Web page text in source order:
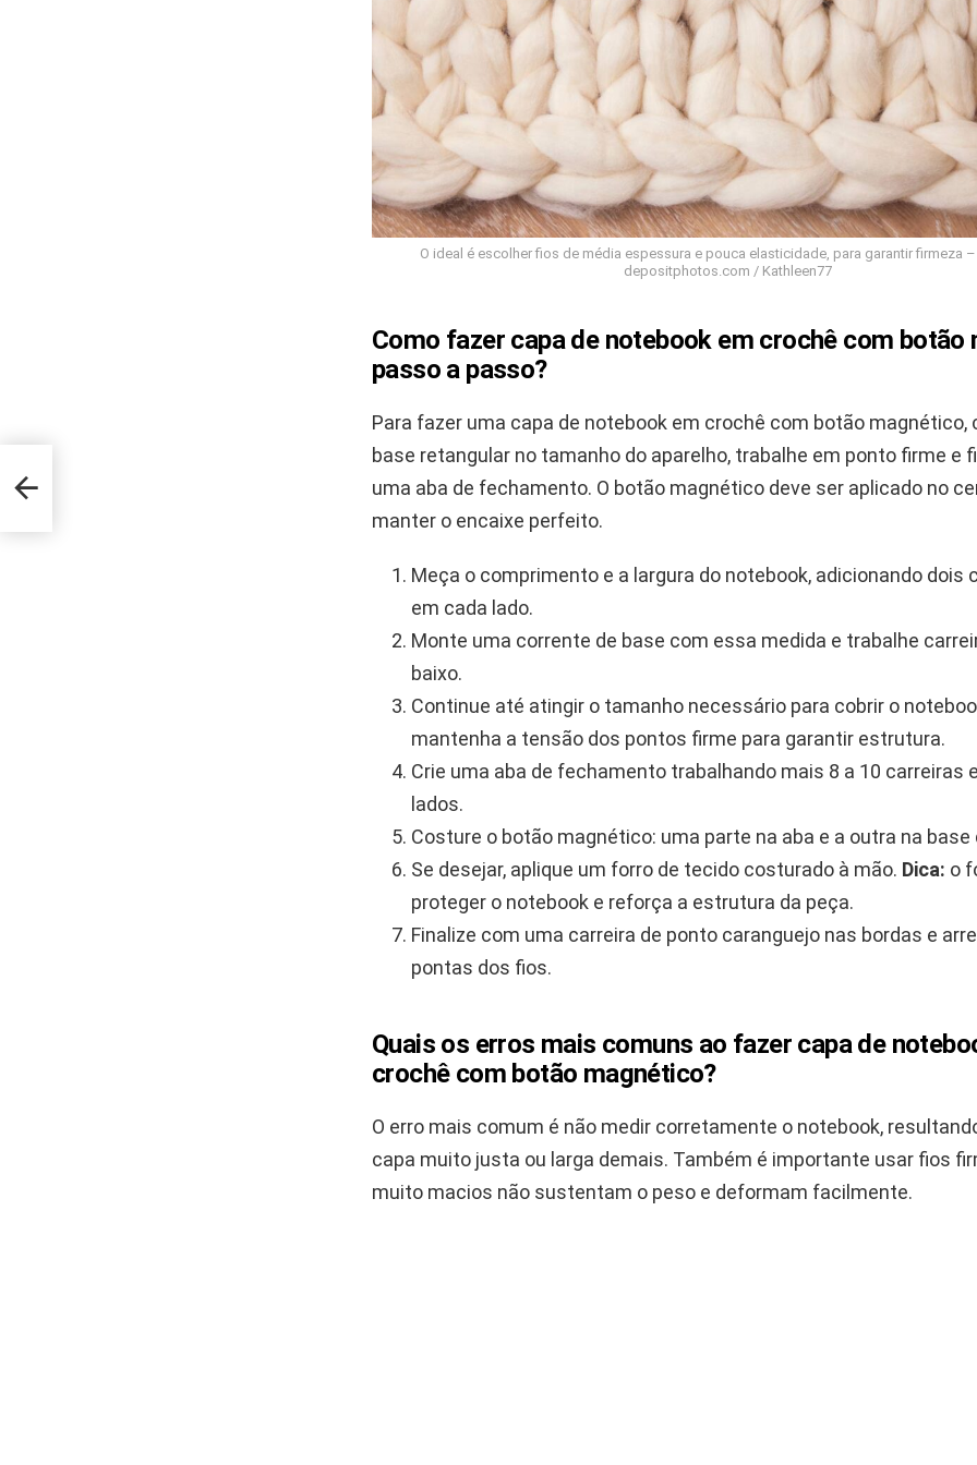
O ideal é escolher fios de média espessura e pouca elasticidade, para garantir firmeza
depositphotos.com / Kathleen77
Como fazer capa de notebook em crochê com botão
passo a passo?
Para fazer uma capa de notebook em crochê com botão magnético,
base retangular no tamanho do aparelho, trabalhe em ponto firme e
uma aba de fechamento. O botão magnético deve ser aplicado no
manter o encaixe perfeito.
Meça o comprimento e a largura do notebook, adicionando dois
em cada lado.
Monte uma corrente de base com essa medida e trabalhe
baixo.
Continue até atingir o tamanho necessário para cobrir o
mantenha a tensão dos pontos firme para garantir estrutura.
Crie uma aba de fechamento trabalhando mais 8 a 10 carreiras
lados.
Costure o botão magnético: uma parte na aba e a outra na base
Se desejar, aplique um forro de tecido costurado à mão. Dica: o
proteger o notebook e reforça a estrutura da peça.
Finalize com uma carreira de ponto caranguejo nas bordas e
pontas dos fios.
Quais os erros mais comuns ao fazer capa de
crochê com botão magnético?
O erro mais comum é não medir corretamente o notebook,
capa muito justa ou larga demais. Também é importante usar fios
muito macios não sustentam o peso e deformam facilmente.